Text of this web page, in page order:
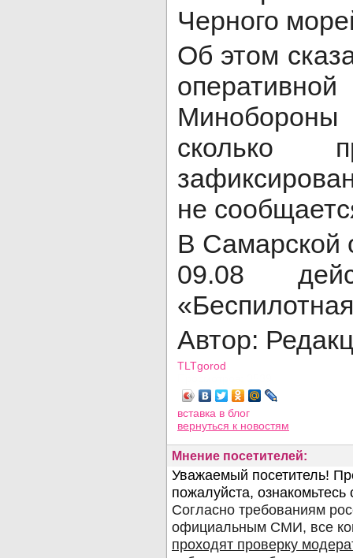
Черного
Об этом
сколько
не
В Самарской
09.08
Автор:
TLTgorod
вставка в блог
вернуться к новостям
Мнение посетителей: